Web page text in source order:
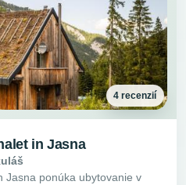
4 recenzií
in Jasna
Jasna ponúka ubytovanie v